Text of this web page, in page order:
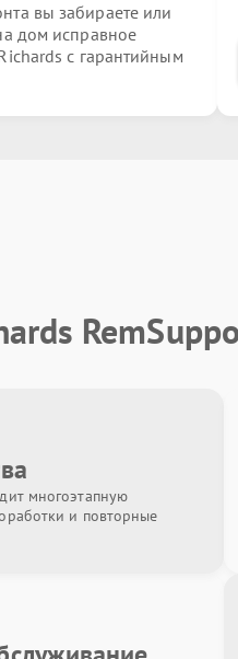
вы забираете или
дом исправное
с гарантийным
многоэтапную
и повторные